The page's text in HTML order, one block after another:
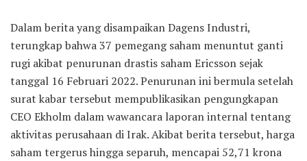
Dalam berita yang disampaikan Dagens Industri,
terungkap bahwa 37 pemegang saham menuntut ganti
rugi akibat penurunan drastis saham Ericsson sejak
tanggal 16 Februari 2022. Penurunan ini bermula setelah
surat kabar tersebut mempublikasikan pengungkapan
CEO Ekholm dalam wawancara laporan internal tentang
aktivitas perusahaan di Irak. Akibat berita tersebut, harga
saham tergerus hingga separuh, mencapai 52,71 krona